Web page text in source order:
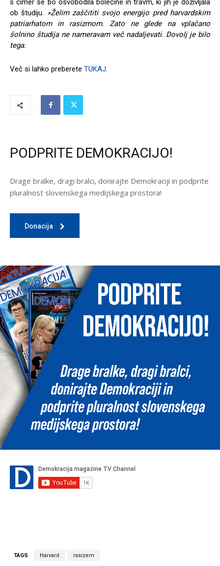
s čimer se bo osvobodila bolečine in travm, ki jih je doživljala
ob študiju. »Želim zaščititi svojo energijo pred harvardskim
patriarhatom in rasizmom. Zato ne glede na vplačano
šolnino študija ne nameravam več nadaljevati. Dovolj je bilo
tega.
Več si lahko preberete TUKAJ.
PODPRITE DEMOKRACIJO!
Drage bralke, dragi bralci, donirajte Demokraciji in podprite
pluralnost slovenskega medijskega prostora!
Donacija
TAGS Harvard rasizem